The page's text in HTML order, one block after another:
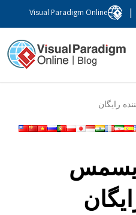
Visual Paradigm Online